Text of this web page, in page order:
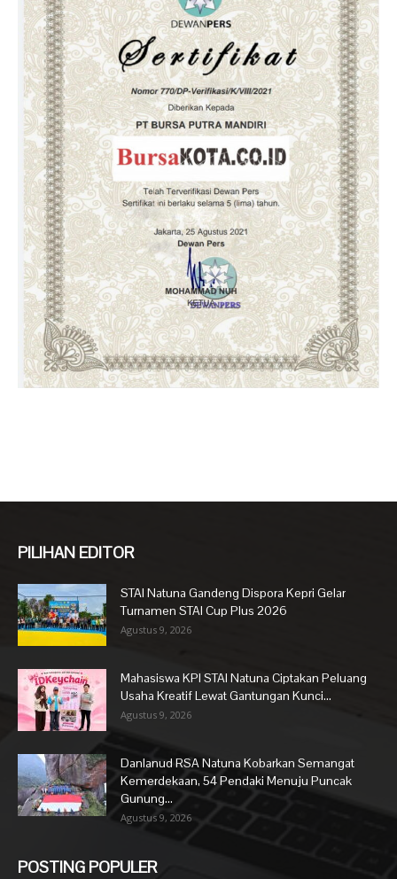
PILIHAN EDITOR
STAI Natuna Gandeng Dispora Kepri Gelar
Turnamen STAI Cup Plus 2026
Agustus 9, 2026
Mahasiswa KPI STAI Natuna Ciptakan Peluang
Usaha Kreatif Lewat Gantungan Kunci...
Agustus 9, 2026
Danlanud RSA Natuna Kobarkan Semangat
Kemerdekaan, 54 Pendaki Menuju Puncak
Gunung...
Agustus 9, 2026
POSTING POPULER